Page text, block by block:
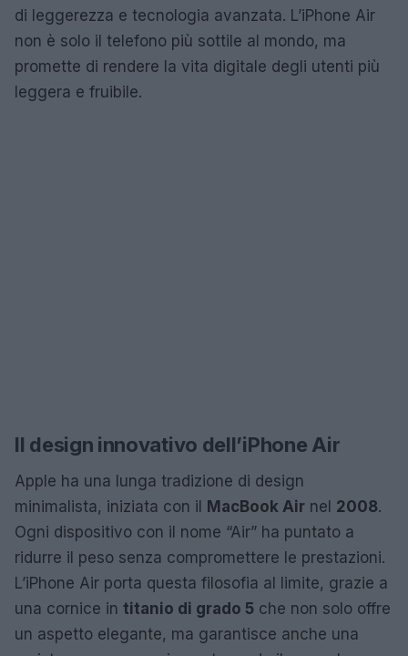
di leggerezza e tecnologia avanzata. L’iPhone Air
non è solo il telefono più sottile al mondo, ma
promette di rendere la vita digitale degli utenti più
leggera e fruibile.
Il design innovativo dell’iPhone Air
Apple ha una lunga tradizione di design
minimalista, iniziata con il MacBook Air nel 2008.
Ogni dispositivo con il nome “Air” ha puntato a
ridurre il peso senza compromettere le prestazioni.
L’iPhone Air porta questa filosofia al limite, grazie a
una cornice in titanio di grado 5 che non solo offre
un aspetto elegante, ma garantisce anche una